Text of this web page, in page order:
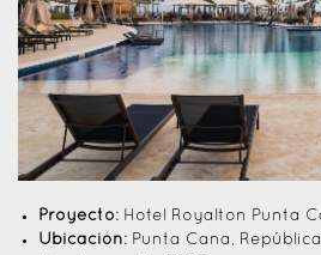
Proyecto: Hotel Royalton Punta
Ubicación: Punta Cana,